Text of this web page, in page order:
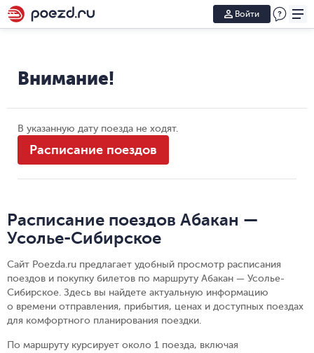
Войти
Внимание!
В указанную дату поезда не ходят.
Расписание поездов
Расписание поездов Абакан —
Усолье-Сибирское
Сайт Poezda.ru предлагает удобный просмотр расписания
поездов и покупку билетов по маршруту Абакан — Усолье-
Сибирское. Здесь вы найдете актуальную информацию
о времени отправления, прибытия, ценах и доступных поездах
для комфортного планирования поездки.
По маршруту курсирует около 1 поезда, включая